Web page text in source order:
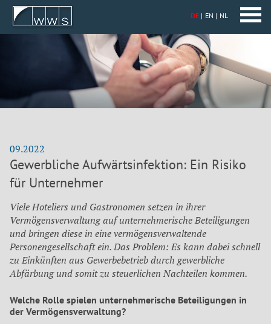
DE EN NL
09.2022
Gewerbliche Aufwärtsinfektion: Ein Risiko
für Unternehmer
Viele Hoteliers und Gastronomen setzen in ihrer
Vermögensverwaltung auf unternehmerische Beteiligungen
und bringen diese in eine vermögensverwaltende
Personengesellschaft ein. Das Problem: Es kann dabei schnell
zu Einkünften aus Gewerbebetrieb durch gewerbliche
Abfärbung und somit zu steuerlichen Nachteilen kommen.
Welche Rolle spielen unternehmerische Beteiligungen in
der Vermögensverwaltung?